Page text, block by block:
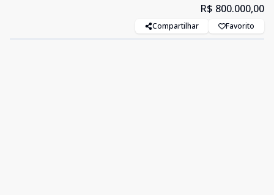
R$ 800.000,00
Compartilhar Favorito